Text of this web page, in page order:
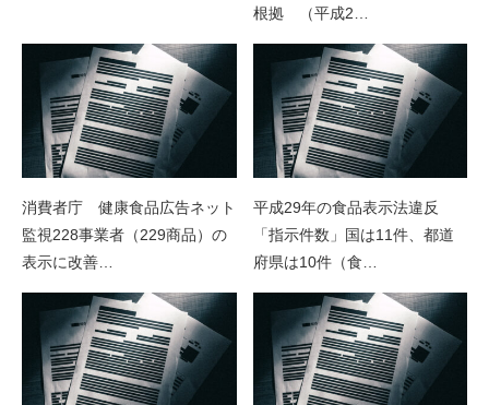
根拠 （平成2…
消費者庁 健康食品広告ネット
監視228事業者（229商品）の
表示に改善…
平成29年の食品表示法違反
「指示件数」国は11件、都道
府県は10件（食…